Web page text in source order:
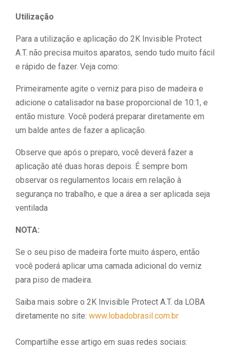
Utilização
Para a utilização e aplicação do 2K Invisible Protect
A.T. não precisa muitos aparatos, sendo tudo muito fácil
e rápido de fazer. Veja como:
Primeiramente agite o verniz para piso de madeira e
adicione o catalisador na base proporcional de 10:1, e
então misture. Você poderá preparar diretamente em
um balde antes de fazer a aplicação.
Observe que após o preparo, você deverá fazer a
aplicação até duas horas depois. É sempre bom
observar os regulamentos locais em relação à
segurança no trabalho, e que a área a ser aplicada seja
ventilada
NOTA:
Se o seu piso de madeira forte muito áspero, então
você poderá aplicar uma camada adicional do verniz
para piso de madeira.
Saiba mais sobre o 2K Invisible Protect A.T. da LOBA
diretamente no site: www.lobadobrasil.com.br
Compartilhe esse artigo em suas redes sociais: